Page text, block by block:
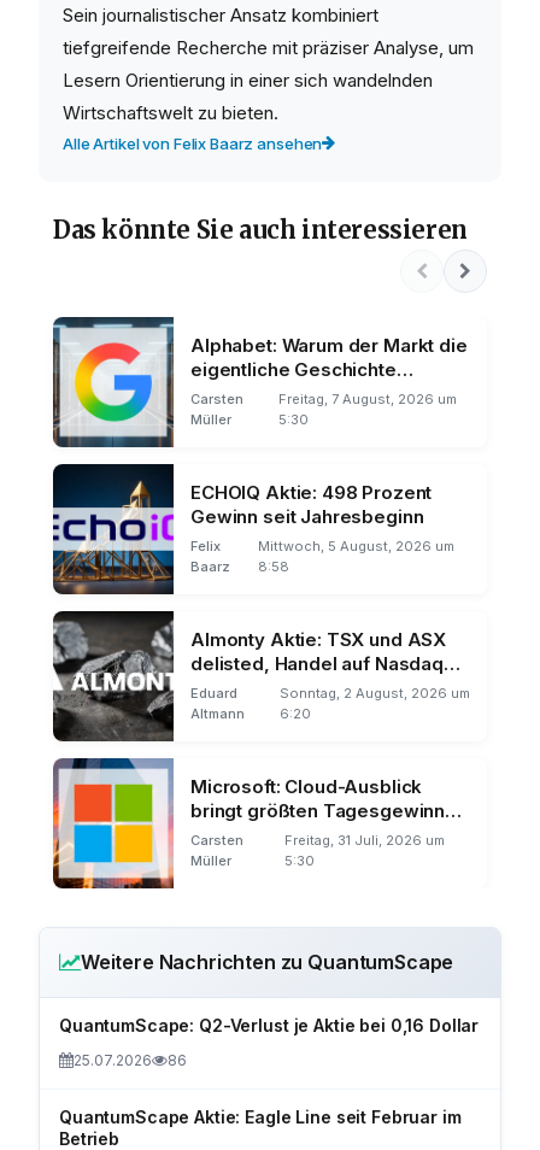
Sein journalistischer Ansatz kombiniert
tiefgreifende Recherche mit präziser Analyse, um
Lesern Orientierung in einer sich wandelnden
Wirtschaftswelt zu bieten.
Alle Artikel von Felix Baarz ansehen
Das könnte Sie auch interessieren
Alphabet: Warum der Markt die
eigentliche Geschichte
übersieht
Carsten
Müller
Freitag, 7 August, 2026 um
5:30
ECHOIQ Aktie: 498 Prozent
Gewinn seit Jahresbeginn
Felix
Baarz
Mittwoch, 5 August, 2026 um
8:58
Almonty Aktie: TSX und ASX
delisted, Handel auf Nasdaq
und Frankfurt
Eduard
Altmann
Sonntag, 2 August, 2026 um
6:20
Microsoft: Cloud-Ausblick
bringt größten Tagesgewinn
der Börsengeschichte
Carsten
Müller
Freitag, 31 Juli, 2026 um
5:30
Weitere Nachrichten zu QuantumScape
QuantumScape: Q2-Verlust je Aktie bei 0,16 Dollar
25.07.2026 86
QuantumScape Aktie: Eagle Line seit Februar im
Betrieb